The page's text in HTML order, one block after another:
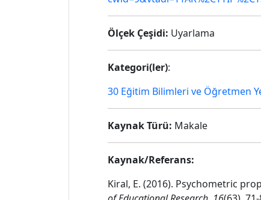
Ölçek Çeşidi: Uyarlama
Kategori(ler):
30 Eğitim Bilimleri ve Öğretmen
Kaynak Türü: Makale
Kaynak/Referans:
Kiral, E. (2016). Psychometric